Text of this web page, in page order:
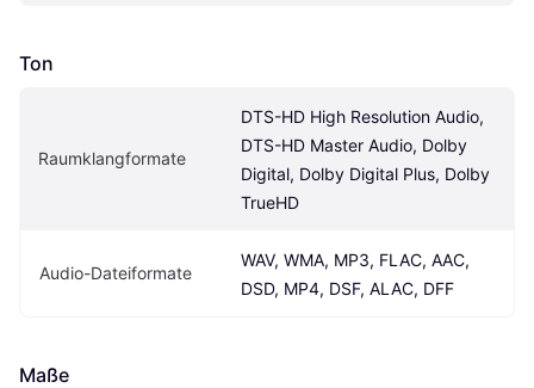
Ton
Raumklangformate
DTS-HD High Resolution Audio,
DTS-HD Master Audio, Dolby
Digital, Dolby Digital Plus, Dolby
TrueHD
Audio-Dateiformate
WAV, WMA, MP3, FLAC, AAC,
DSD, MP4, DSF, ALAC, DFF
Maße